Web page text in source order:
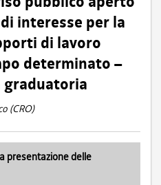
interesse per la
di lavoro
determinato –
graduatoria
(CRO)
presentazione delle